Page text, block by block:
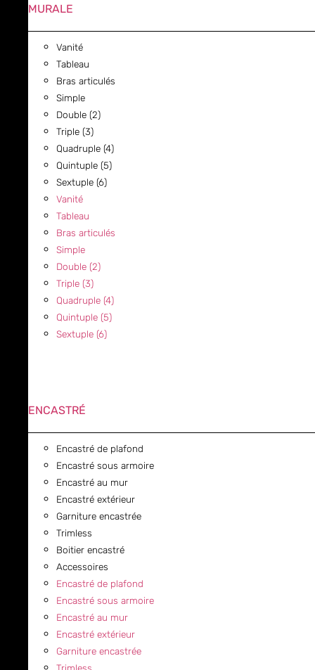
MURALE
Vanité
Tableau
Bras articulés
Simple
Double (2)
Triple (3)
Quadruple (4)
Quintuple (5)
Sextuple (6)
Vanité
Tableau
Bras articulés
Simple
Double (2)
Triple (3)
Quadruple (4)
Quintuple (5)
Sextuple (6)
ENCASTRÉ
Encastré de plafond
Encastré sous armoire
Encastré au mur
Encastré extérieur
Garniture encastrée
Trimless
Boitier encastré
Accessoires
Encastré de plafond
Encastré sous armoire
Encastré au mur
Encastré extérieur
Garniture encastrée